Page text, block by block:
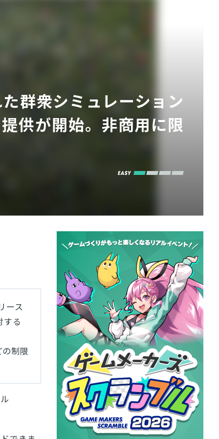
群衆シミュレーション
供が開始。非商用に限
ース
する
制限